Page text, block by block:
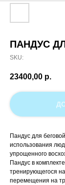
ПАНДУС
SKU:
23400,00 р.
Пандус для
использования
упрощенного
Пандус в
тренирующегося
перемещения на